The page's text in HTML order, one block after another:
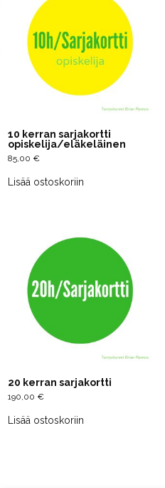
10 kerran sarjakortti
opiskelija/eläkeläinen
85,00 €
Lisää ostoskoriin
20 kerran sarjakortti
190,00 €
Lisää ostoskoriin